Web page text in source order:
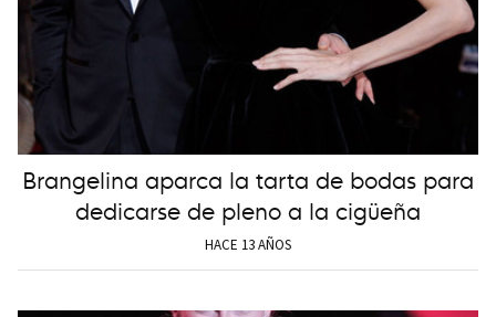
Brangelina aparca la tarta de bodas para
dedicarse de pleno a la cigüeña
HACE 13 AÑOS